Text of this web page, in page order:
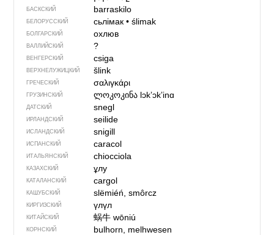
БАСКСКИЙ barraskilo
БЕЛОРУССКИЙ сьлімак• ślimak
БОЛГАРСКИЙ охлюв
ВАЛЛИЙСКИЙ ?
ВЕНГЕРСКИЙ csiga
ВЕРХНЕЛУЖИЦКИЙ šlink
ГРЕЧЕСКИЙ σαλιγκάρι
ГРУЗИНСКИЙ ლოკოკინა lɔkʼɔkʼinɑ
ДАТСКИЙ snegl
ИРЛАНДСКИЙ seilide
ИСЛАНДСКИЙ snigill
ИСПАНСКИЙ caracol
ИТАЛЬЯНСКИЙ chiocciola
КАЗАХСКИЙ ұлу
КАТАЛАНСКИЙ cargol
КАШУБСКИЙ slëmiéń, smôrcz
КИРГИЗСКИЙ үлүл
КИТАЙСКИЙ 蜗牛wōniú
КОРНСКИЙ bulhorn, melhwesen